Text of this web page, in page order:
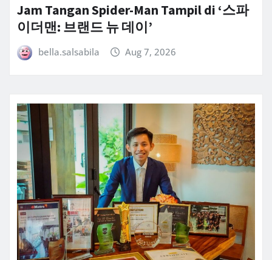
Jam Tangan Spider-Man Tampil di ‘스파
이더맨: 브랜드 뉴 데이’
bella.salsabila Aug 7, 2026